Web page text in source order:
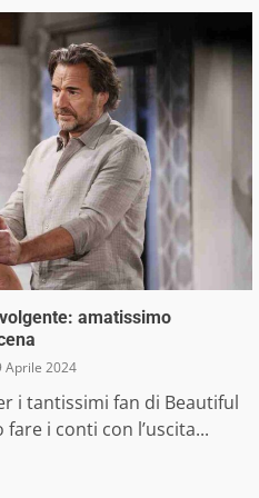
amatissimo
Aprile 2024
i tantissimi fan di Beautiful
i conti con l’uscita...